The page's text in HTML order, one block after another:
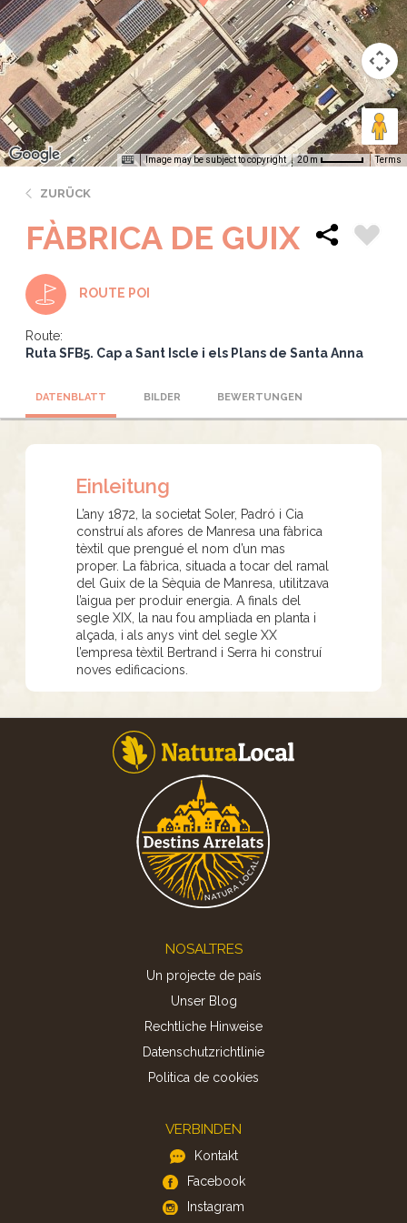
Image may be subject to copyright 20 m Terms
ZURÜCK
FÀBRICA DE GUIX
ROUTE POI
Route:
Ruta SFB5. Cap a Sant Iscle i els Plans de Santa Anna
DATENBLATT BILDER BEWERTUNGEN
Einleitung
L’any 1872, la societat Soler, Padró i Cia
construí als afores de Manresa una fàbrica
tèxtil que prengué el nom d’un mas
proper. La fàbrica, situada a tocar del ramal
del Guix de la Sèquia de Manresa, utilitzava
l’aigua per produir energia. A finals del
segle XIX, la nau fou ampliada en planta i
alçada, i als anys vint del segle XX
l’empresa tèxtil Bertrand i Serra hi construí
noves edificacions.
NOSALTRES
Un projecte de país
Unser Blog
Rechtliche Hinweise
Datenschutzrichtlinie
Politica de cookies
VERBINDEN
Kontakt
Facebook
Instagram